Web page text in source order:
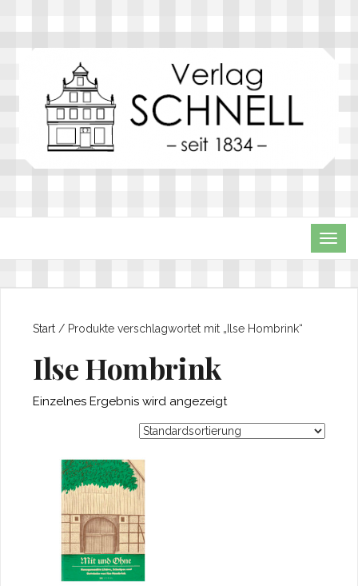
Start / Produkte verschlagwortet mit „Ilse Hombrink“
Ilse Hombrink
Einzelnes Ergebnis wird angezeigt